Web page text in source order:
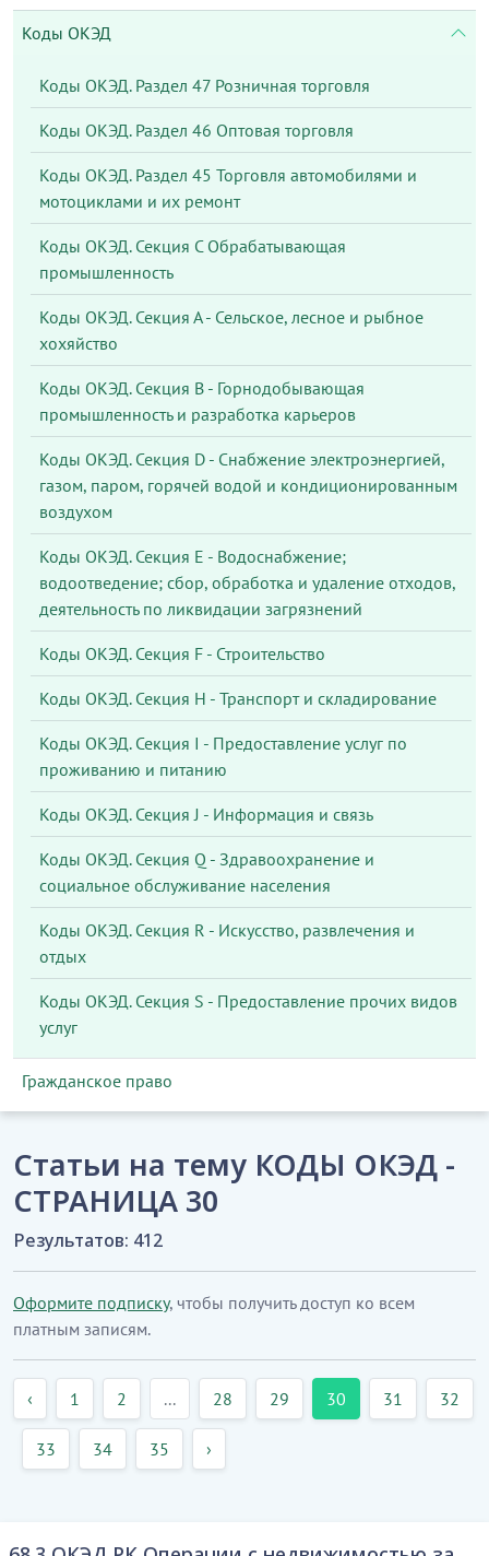
Коды ОКЭД
Коды ОКЭД. Раздел 47 Розничная торговля
Коды ОКЭД. Раздел 46 Оптовая торговля
Коды ОКЭД. Раздел 45 Торговля автомобилями и
мотоциклами и их ремонт
Коды ОКЭД. Секция С Обрабатывающая
промышленность
Коды ОКЭД. Секция А - Сельское, лесное и рыбное
хохяйство
Коды ОКЭД. Секция В - Горнодобывающая
промышленность и разработка карьеров
Коды ОКЭД. Секция D - Снабжение электроэнергией,
газом, паром, горячей водой и кондиционированным
воздухом
Коды ОКЭД. Секция Е - Водоснабжение;
водоотведение; сбор, обработка и удаление отходов,
деятельность по ликвидации загрязнений
Коды ОКЭД. Секция F - Строительство
Коды ОКЭД. Секция Н - Транспорт и складирование
Коды ОКЭД. Секция I - Предоставление услуг по
проживанию и питанию
Коды ОКЭД. Секция J - Информация и связь
Коды ОКЭД. Секция Q - Здравоохранение и
социальное обслуживание населения
Коды ОКЭД. Секция R - Искусство, развлечения и
отдых
Коды ОКЭД. Секция S - Предоставление прочих видов
услуг
Гражданское право
Статьи на тему КОДЫ ОКЭД -
СТРАНИЦА 30
Результатов: 412
Оформите подписку, чтобы получить доступ ко всем
платным записям.
‹ 1 2 ... 28 29 30 31 32
33 34 35 ›